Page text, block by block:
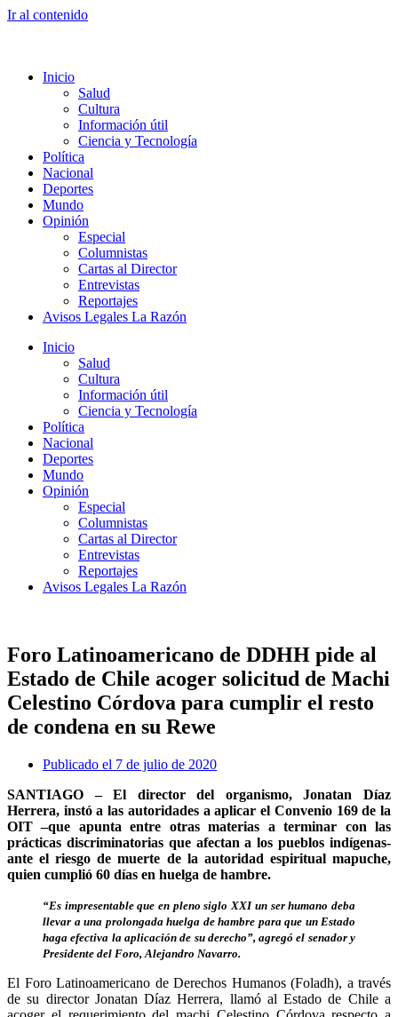
Ir al contenido
Inicio
Salud
Cultura
Información útil
Ciencia y Tecnología
Política
Nacional
Deportes
Mundo
Opinión
Especial
Columnistas
Cartas al Director
Entrevistas
Reportajes
Avisos Legales La Razón
Inicio
Salud
Cultura
Información útil
Ciencia y Tecnología
Política
Nacional
Deportes
Mundo
Opinión
Especial
Columnistas
Cartas al Director
Entrevistas
Reportajes
Avisos Legales La Razón
Foro Latinoamericano de DDHH pide al
Estado de Chile acoger solicitud de Machi
Celestino Córdova para cumplir el resto
de condena en su Rewe
Publicado el 7 de julio de 2020
SANTIAGO – El director del organismo, Jonatan Díaz
Herrera, instó a las autoridades a aplicar el Convenio 169 de la
OIT –que apunta entre otras materias a terminar con las
prácticas discriminatorias que afectan a los pueblos indígenas-
ante el riesgo de muerte de la autoridad espiritual mapuche,
quien cumplió 60 días en huelga de hambre.
“Es impresentable que en pleno siglo XXI un ser humano deba
llevar a una prolongada huelga de hambre para que un Estado
haga efectiva la aplicación de su derecho”, agregó el senador y
Presidente del Foro, Alejandro Navarro.
El Foro Latinoamericano de Derechos Humanos (Foladh), a través
de su director Jonatan Díaz Herrera, llamó al Estado de Chile a